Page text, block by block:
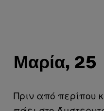
Μαρία, 25
Πριν από περίπου